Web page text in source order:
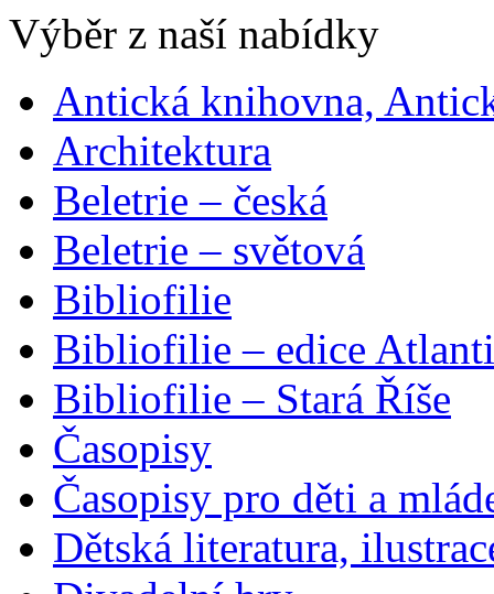
Výběr z naší nabídky
Antická knihovna,
Architektura
Beletrie – česká
Beletrie – světová
Bibliofilie
Bibliofilie – edice
Bibliofilie – Stará Říše
Časopisy
Časopisy pro děti a
Dětská literatura,